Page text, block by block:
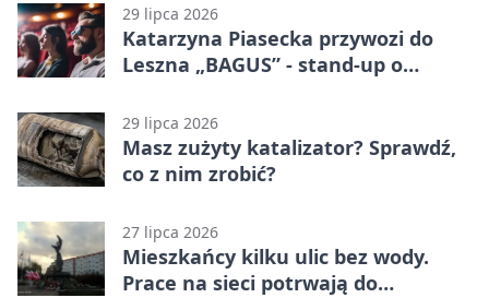
29 lipca 2026
Katarzyna Piasecka przywozi do
Leszna „BAGUS” - stand-up o
29 lipca 2026
Masz zużyty katalizator? Sprawdź,
co z nim zrobić?
27 lipca 2026
Mieszkańcy kilku ulic bez wody.
Prace na sieci potrwają do